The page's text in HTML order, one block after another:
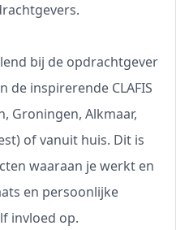
bij de opdrachtgever
de inspirerende CLAFIS
Groningen, Alkmaar,
of vanuit huis. Dit is
waaraan je werkt en
en persoonlijke
invloed op.